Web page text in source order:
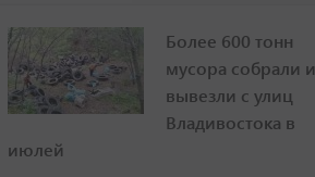
Более 600 тонн
мусора собрали и
вывезли с улиц
Владивостока в
июлей